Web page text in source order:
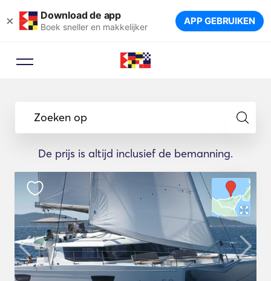
× Download de app
Boek sneller en makkelijker APP GEBRUIKEN
Zoeken op
De prijs is altijd inclusief de bemanning.